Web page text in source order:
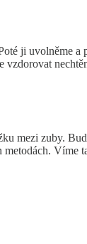
ji
mezi zuby.